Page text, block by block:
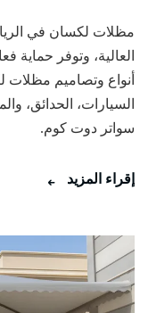
مظلات لكسان في
العالية، وتوفر
أنواع وتصاميم مظلات
السيارات، الحدائق،
سواتر دوت كوم.
إقراء المزيد